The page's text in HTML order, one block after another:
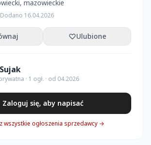
mazowieckie
16.04.2026
Ulubione
· 1 ogł. · od 04.2026
Zaloguj się, aby napisać
wszystkie ogłoszenia sprzedawcy →